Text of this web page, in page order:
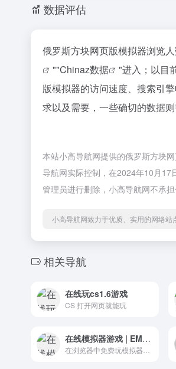
数据评估
俄罗斯方块网页版模拟器浏览
""Chinaz数据
"进入；以目
版模拟器的访问速度、搜索引
求以及需要，一些确切的数据
本站小高导航网提供的俄罗斯方块
导航网实际控制，在2024年10月17
管理员进行删除，小高导航网不承担
小高导航网致力于优质、实用的网络站
相关导航
在线玩cs1.6游戏
CS 打开网页就能玩
在线模拟器游戏 | EMU666